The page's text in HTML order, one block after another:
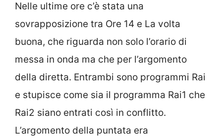
Nelle ultime ore c’è stata una
sovrapposizione tra Ore 14 e La volta
buona, che riguarda non solo l’orario di
messa in onda ma che per l’argomento
della diretta. Entrambi sono programmi Rai
e stupisce come sia il programma Rai1 che
Rai2 siano entrati così in conflitto.
L’argomento della puntata era